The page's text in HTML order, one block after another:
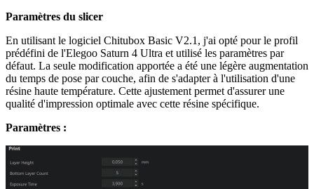
Paramètres du slicer
En utilisant le logiciel Chitubox Basic V2.1, j'ai opté pour le profil
prédéfini de l'Elegoo Saturn 4 Ultra et utilisé les paramètres par
défaut. La seule modification apportée a été une légère augmentation
du temps de pose par couche, afin de s'adapter à l'utilisation d'une
résine haute température. Cette ajustement permet d'assurer une
qualité d'impression optimale avec cette résine spécifique.
Paramètres :